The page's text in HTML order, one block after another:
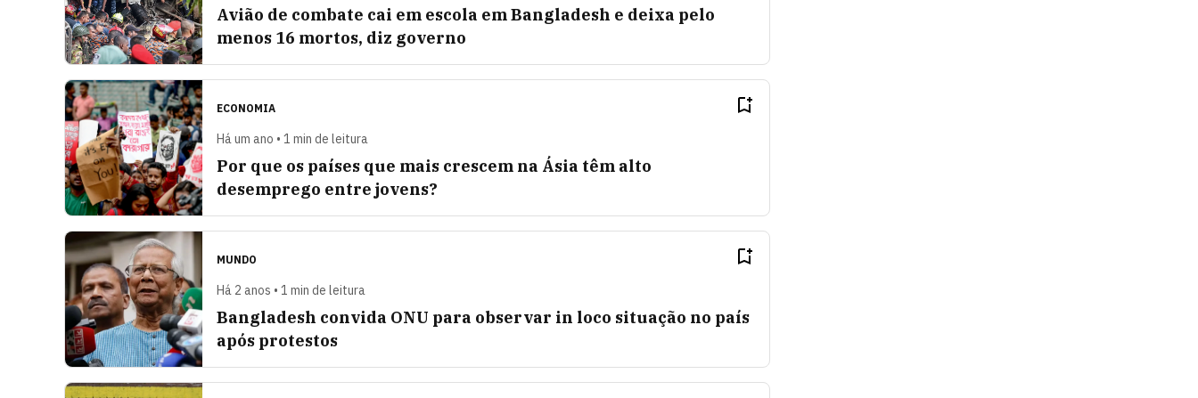
Avião de combate cai em escola em Bangladesh e deixa pelo
menos 16 mortos, diz governo
ECONOMIA
Há um ano • 1 min de leitura
Por que os países que mais crescem na Ásia têm alto
desemprego entre jovens?
MUNDO
Há 2 anos • 1 min de leitura
Bangladesh convida ONU para observar in loco situação no país
após protestos